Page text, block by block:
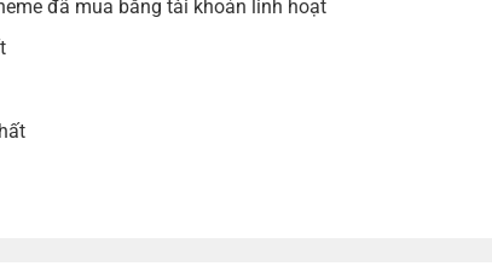
đã mua bằng tài khoản linh hoạt